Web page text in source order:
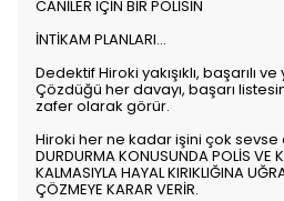
CANİLER İÇİN BİR POLİSİN
İNTİKAM PLANLARI...
Dedektif Hiroki yakışıklı, başarılı
Çözdüğü her davayı, başarı
zafer olarak görür.
Hiroki her ne kadar işini çok sevse
DURDURMA KONUSUNDA POLİS VE
KALMASIYLA HAYAL KIRIKLIĞINA
ÇÖZMEYE KARAR VERİR.